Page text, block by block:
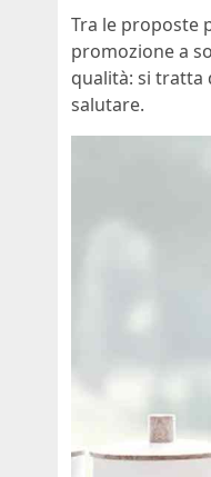
Tra le proposte
promozione a
qualità: si
salutare.